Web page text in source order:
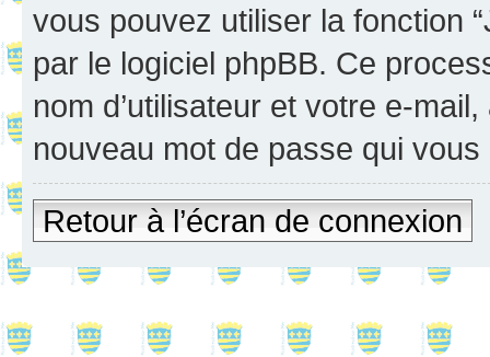
vous pouvez utiliser la fonction
par le logiciel phpBB. Ce
nom d’utilisateur et votre e-
nouveau mot de passe qui
Retour à l’écran de connexion